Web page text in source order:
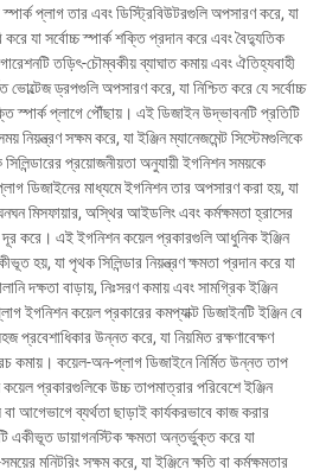
প্লাগ তার এবং ডিস্ট্রিবিউটরগুলি অপসারণ করে, যা
যা সর্বোচ্চ স্পার্ক শক্তি প্রদান করে এবং বৈদ্যুতিক
তড়িৎ-চৌম্বকীয় ব্যাঘাত কমায় এবং ঐতিহ্যবাহী
ভোল্টেজ ড্রপগুলি অপসারণ করে, যা নিশ্চিত করে যে সর্বোচ্চ
স্পার্ক প্লাগে পৌঁছায়। এই ডিজাইন উদ্ভাবনটি প্রতিটি
নিয়ন্ত্রণ সক্ষম করে, যা ইঞ্জিন ম্যানেজমেন্ট সিস্টেমগুলিকে
প্রয়োজনীয়তা অনুযায়ী ইগনিশন সময়কে
ডিজাইনের মাধ্যমে ইগনিশন তার অপসারণ করা হয়, যা
মিসফায়ার, অস্থির আইডলিং এবং কর্মক্ষমতা হ্রাসের
দূর করে। এই ইগনিশন কয়েল প্রকারগুলি আধুনিক ইঞ্জিন
হয়, যা পৃথক সিলিন্ডার নিয়ন্ত্রণ ক্ষমতা প্রদান করে যা
দক্ষতা বাড়ায়, নিঃসরণ কমায় এবং সামগ্রিক ইঞ্জিন
ইগনিশন কয়েল প্রকারের কমপ্যাক্ট ডিজাইনটি ইঞ্জিন বে
প্রবেশাধিকার উন্নত করে, যা নিয়মিত রক্ষণাবেক্ষণ
কমায়। কয়েল-অন-প্লাগ ডিজাইনে নির্মিত উন্নত তাপ
প্রকারগুলিকে উচ্চ তাপমাত্রার পরিবেশে ইঞ্জিন
বা আগেভাগে ব্যর্থতা ছাড়াই কার্যকরভাবে কাজ করার
একীভূত ডায়াগনস্টিক ক্ষমতা অন্তর্ভুক্ত করে যা
মনিটরিং সক্ষম করে, যা ইঞ্জিনে ক্ষতি বা কর্মক্ষমতার